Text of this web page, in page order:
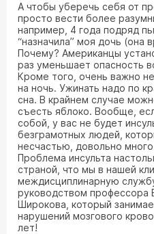
А чтобы уберечь себя от
просто вести более
например, 4 года подряд
“назначила” моя дочь (она
Почему? Американцы
раз уменьшает опасность
Кроме того, очень важно
на ночь. Ужинать надо по
сна. В крайнем случае
съесть яблоко. Вообще,
собой, у вас не будет
безграмотных людей,
несчастью, довольно
Проблема инсульта
страной, что мы в нашей
междисциплинарную
руководством профессора
Широкова, который
нарушений мозгового
лет!